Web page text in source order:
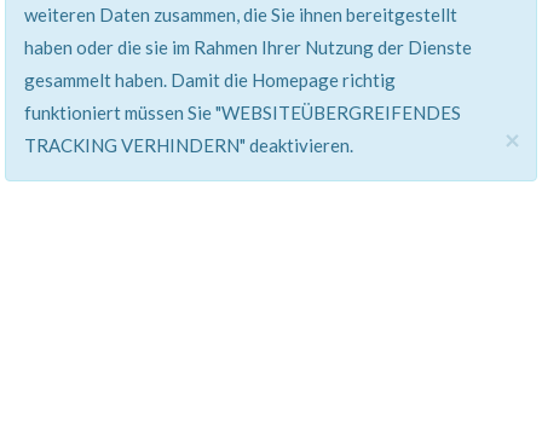
weiteren Daten zusammen, die Sie ihnen bereitgestellt
haben oder die sie im Rahmen Ihrer Nutzung der Dienste
gesammelt haben. Damit die Homepage richtig
funktioniert müssen Sie "WEBSITEÜBERGREIFENDES
TRACKING VERHINDERN" deaktivieren.
×